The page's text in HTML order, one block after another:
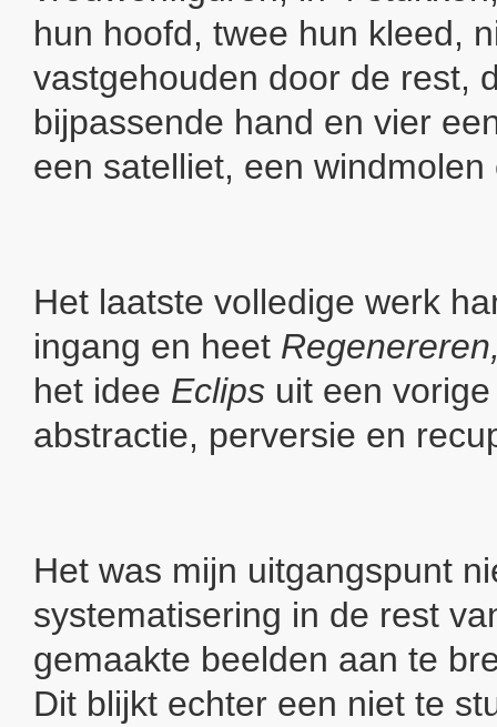
hun hoofd, twee hun kleed,
vastgehouden door de rest,
bijpassende hand en vier
een satelliet, een windmolen
Het laatste volledige werk
ingang en heet
het idee Eclips uit een
abstractie, perversie en
Het was mijn uitgangspunt
systematisering in de rest
gemaakte beelden aan te
Dit blijkt echter een niet te